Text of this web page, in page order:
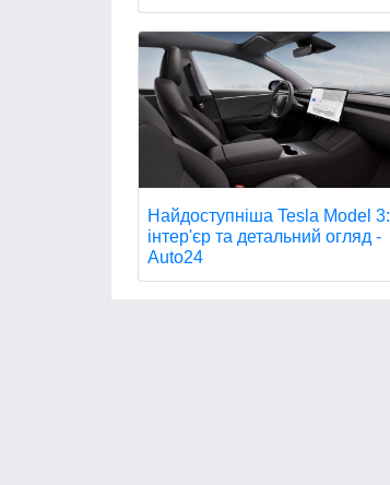
Найдоступніша Tesla Model 3:
інтер'єр та детальний огляд -
Auto24